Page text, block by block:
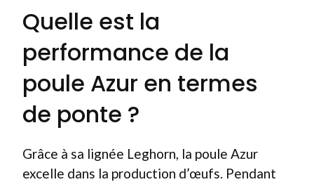
Quelle est la
performance de la
poule Azur en termes
de ponte ?
Grâce à sa lignée Leghorn, la poule Azur
excelle dans la production d’œufs. Pendant